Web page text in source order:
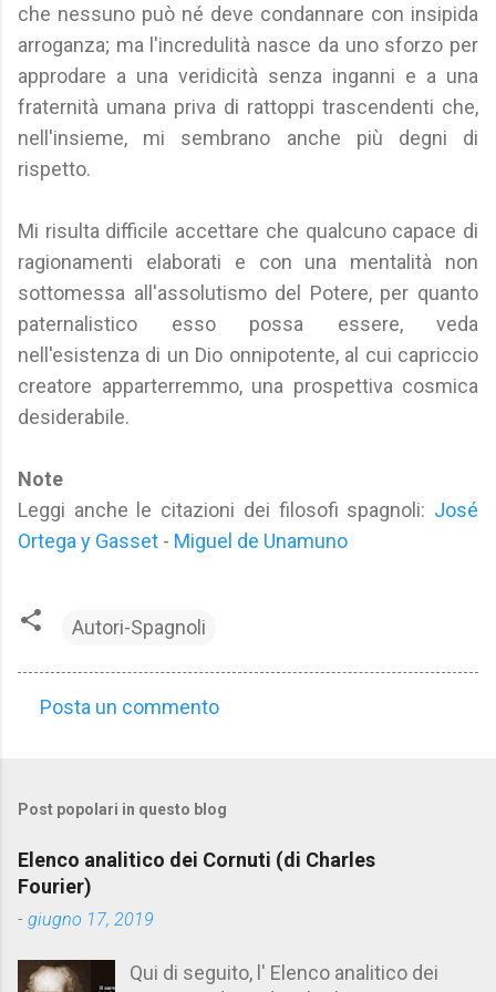
che nessuno può né deve condannare con insipida
arroganza; ma l'incredulità nasce da uno sforzo per
approdare a una veridicità senza inganni e a una
fraternità umana priva di rattoppi trascendenti che,
nell'insieme, mi sembrano anche più degni di
rispetto.
Mi risulta difficile accettare che qualcuno capace di
ragionamenti elaborati e con una mentalità non
sottomessa all'assolutismo del Potere, per quanto
paternalistico esso possa essere, veda
nell'esistenza di un Dio onnipotente, al cui capriccio
creatore apparterremmo, una prospettiva cosmica
desiderabile.
Note
Leggi anche le citazioni dei filosofi spagnoli: José
Ortega y Gasset - Miguel de Unamuno
Autori-Spagnoli
m
e
n
t
Posta un commento
Post popolari in questo blog
Elenco analitico dei Cornuti (di Charles
Fourier)
- giugno 17, 2019
Qui di seguito, l' Elenco analitico dei